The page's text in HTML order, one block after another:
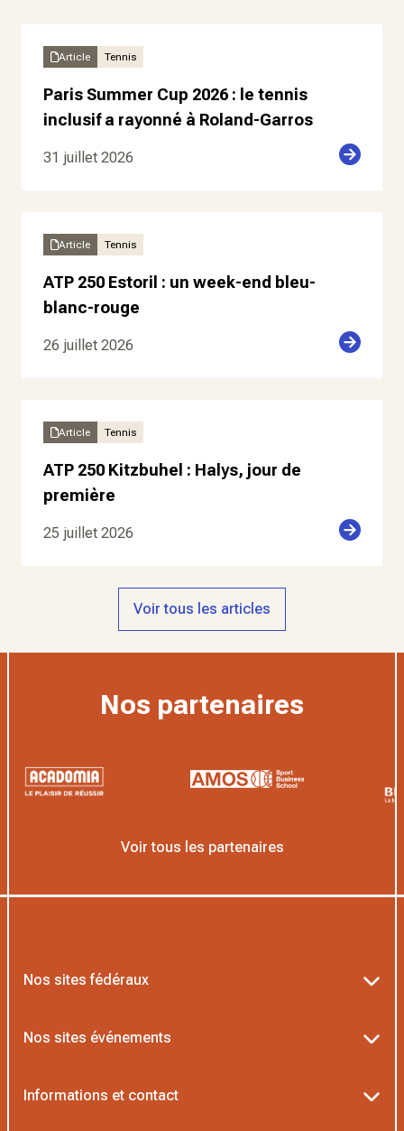
Article Tennis
Paris Summer Cup 2026 : le tennis
inclusif a rayonné à Roland-Garros
31 juillet 2026
Article Tennis
ATP 250 Estoril : un week-end bleu-
blanc-rouge
26 juillet 2026
Article Tennis
ATP 250 Kitzbuhel : Halys, jour de
première
25 juillet 2026
Voir tous les articles
Nos partenaires
Voir tous les partenaires
Nos sites fédéraux
Nos sites événements
Informations et contact